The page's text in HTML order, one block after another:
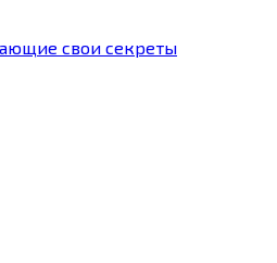
свои секреты